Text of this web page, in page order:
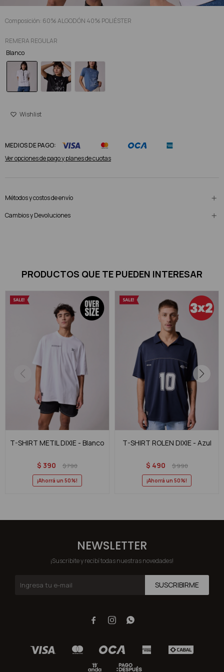
Composición: 60% ALGODÓN 40% POLIÉSTER
REMERA REGULAR
Blanco
MEDIOS DE PAGO:
Ver opciones de pago y planes de cuotas
Métodos y costos de envío
Cambios y Devoluciones
PRODUCTOS QUE TE PUEDEN INTERESAR
T-SHIRT METIL DIXIE - Blanco
$ 390 $790
50
T-SHIRT ROLEN DIXIE - Azul
$ 490 $990
50
NEWSLETTER
¡Suscribite y recibí todas nuestras novedades!
SUSCRIBIRME
  